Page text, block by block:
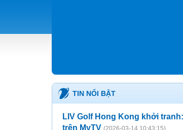
TIN NỔI BẬT
LIV Golf Hong Kong khởi
trên MyTV (2026-03-14 10:43:15)